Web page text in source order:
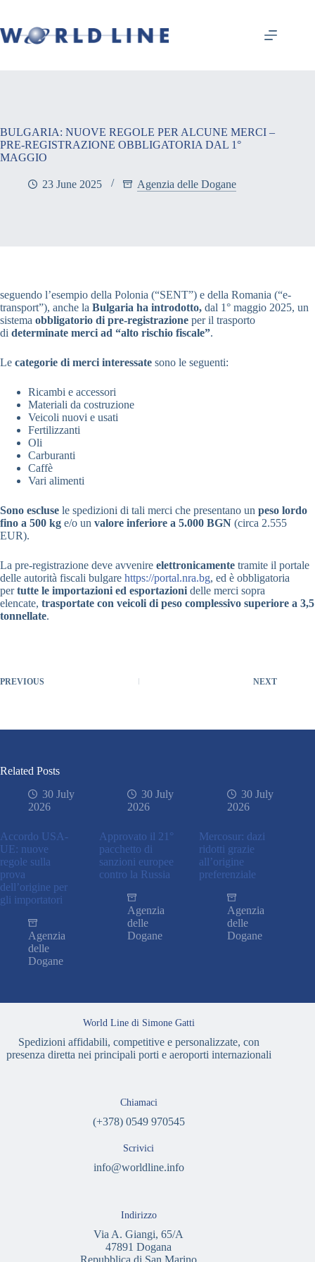
BULGARIA: NUOVE REGOLE PER ALCUNE MERCI –
PRE-REGISTRAZIONE OBBLIGATORIA DAL 1°
MAGGIO
23 June 2025 Agenzia delle Dogane
seguendo l’esempio della Polonia (“SENT”) e della Romania (“e-
transport”), anche la Bulgaria ha introdotto, dal 1° maggio 2025, un
sistema obbligatorio di pre-registrazione per il trasporto
di determinate merci ad “alto rischio fiscale”.
Le categorie di merci interessate sono le seguenti:
Ricambi e accessori
Materiali da costruzione
Veicoli nuovi e usati
Fertilizzanti
Oli
Carburanti
Caffè
Vari alimenti
Sono escluse le spedizioni di tali merci che presentano un peso lordo
fino a 500 kg e/o un valore inferiore a 5.000 BGN (circa 2.555
EUR).
La pre-registrazione deve avvenire elettronicamente tramite il portale
delle autorità fiscali bulgare https://portal.nra.bg, ed è obbligatoria
pertutte le importazioni ed esportazioni delle merci sopra
elencate, trasportate con veicoli di peso complessivo superiore a 3,5
tonnellate.
PREVIOUS NEXT
Related Posts
30 July
2026
Accordo USA-
UE: nuove
regole sulla
prova
dell’origine per
gli importatori
Agenzia
delle
Dogane
30 July
2026
Approvato il 21°
pacchetto di
sanzioni europee
contro la Russia
Agenzia
delle
Dogane
30 July
2026
Mercosur: dazi
ridotti grazie
all’origine
preferenziale
Agenzia
delle
Dogane
World Line di Simone Gatti
Spedizioni affidabili, competitive e personalizzate, con
presenza diretta nei principali porti e aeroporti internazionali
Chiamaci
(+378) 0549 970545
Scrivici
info@worldline.info
Indirizzo
Via A. Giangi, 65/A
47891 Dogana
Repubblica di San Marino